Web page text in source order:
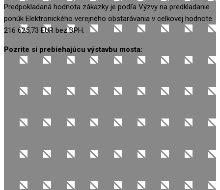
Predpokladaná hodnota zákazky je podľa Výzvy na predkladanie
ponúk Elektronického verejného obstarávania v celkovej hodnote
216 625,73 EUR bez DPH.
Pozrite si prebiehajúcu výstavbu mosta: